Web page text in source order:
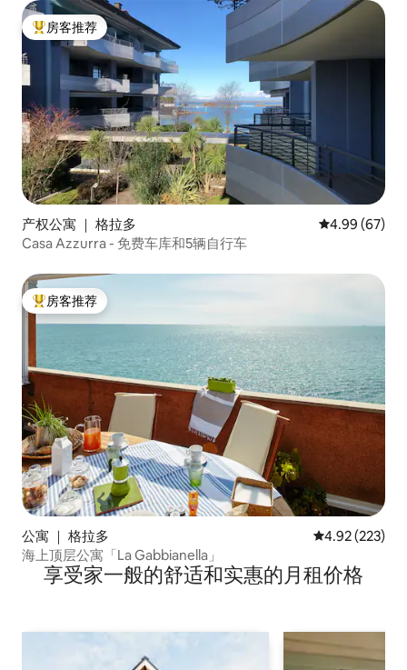
热门「房客推荐」
房客推荐
产权公寓 ｜ 格拉多 平均评分 4.99
4.99 (67)
Casa Azzurra - 免费车库和5辆自行车
热门「房客推荐」
房客推荐
公寓 ｜ 格拉多 平均评分 4.92
4.92 (223)
海上顶层公寓「La Gabbianella」
享受家一般的舒适和实惠的月租价格